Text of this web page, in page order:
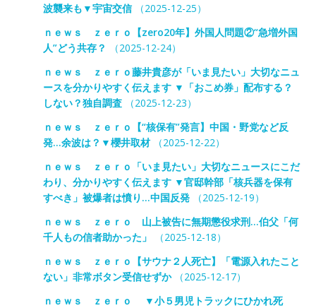
波襲来も▼宇宙交信（2025-12-25）
ｎｅｗｓ ｚｅｒｏ【zero20年】外国人問題②“急増外国
人”どう共存？
（2025-12-24）
ｎｅｗｓ ｚｅｒｏ藤井貴彦が「いま見たい」大切なニュ
ースを分かりやすく伝えます ▼「おこめ券」配布する？
しない？独自調査（2025-12-23）
ｎｅｗｓ ｚｅｒｏ【“核保有”発言】中国・野党など反
発…余波は？▼櫻井取材（2025-12-22）
ｎｅｗｓ ｚｅｒｏ「いま見たい」大切なニュースにこだ
わり、分かりやすく伝えます ▼官邸幹部「核兵器を保有
すべき」被爆者は憤り…中国反発（2025-12-19）
ｎｅｗｓ ｚｅｒｏ 山上被告に無期懲役求刑…伯父「何
千人もの信者助かった」
（2025-12-18）
ｎｅｗｓ ｚｅｒｏ【サウナ２人死亡】「電源入れたこと
ない」非常ボタン受信せずか（2025-12-17）
ｎｅｗｓ ｚｅｒｏ ▼小５男児トラックにひかれ死